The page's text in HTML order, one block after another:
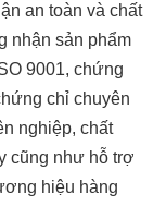
an toàn và chất
nhận sản phẩm
9001, chứng
chỉ chuyên
nghiệp, chất
cũng như hỗ trợ
hiệu hàng